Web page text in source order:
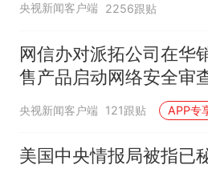
央视新闻客户端 2256跟贴
网信办对派拓公司在华
售产品启动网络安全审
央视新闻客户端 121跟贴 APP专
美国中央情报局被指已